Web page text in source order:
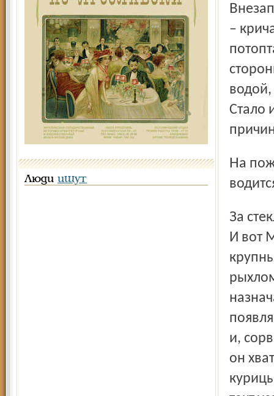
Люди ищут
Внезапно истошный крик и шум разбудили его. «Пожар!»
–
водой,
Стало
На пожарной машине, вызванной из города и, как
За стеклом машины чуть брезжит рассвет, наш герой спит.
И вот
и,
он